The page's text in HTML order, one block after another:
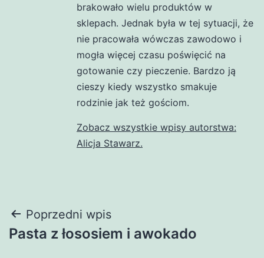
brakowało wielu produktów w
sklepach. Jednak była w tej sytuacji, że
nie pracowała wówczas zawodowo i
mogła więcej czasu poświęcić na
gotowanie czy pieczenie. Bardzo ją
cieszy kiedy wszystko smakuje
rodzinie jak też gościom.
Zobacz wszystkie wpisy autorstwa:
Alicja Stawarz.
Nawigacja
wpisu
Poprzedni wpis
Pasta z łososiem i awokado